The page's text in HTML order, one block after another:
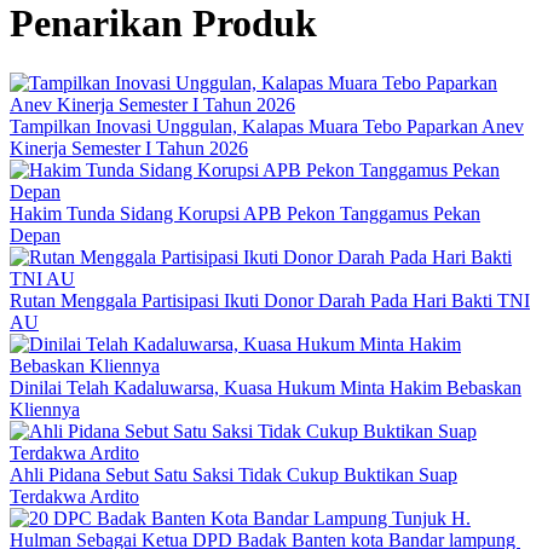
Penarikan Produk
Tampilkan Inovasi Unggulan, Kalapas Muara Tebo Paparkan Anev
Kinerja Semester I Tahun 2026
Hakim Tunda Sidang Korupsi APB Pekon Tanggamus Pekan
Depan
Rutan Menggala Partisipasi Ikuti Donor Darah Pada Hari Bakti TNI
AU
Dinilai Telah Kadaluwarsa, Kuasa Hukum Minta Hakim Bebaskan
Kliennya
Ahli Pidana Sebut Satu Saksi Tidak Cukup Buktikan Suap
Terdakwa Ardito